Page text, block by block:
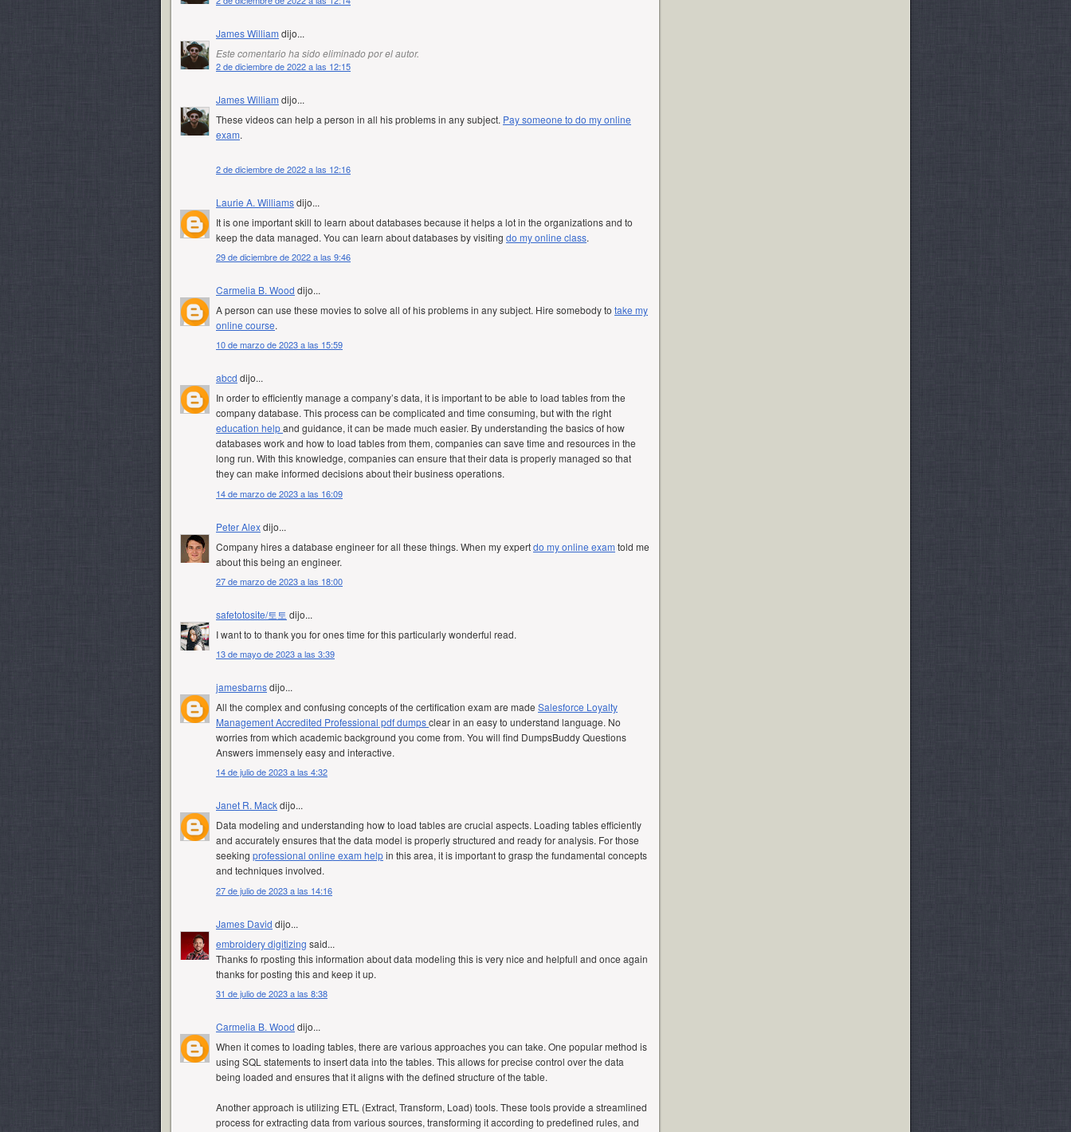
James William dijo...
Este comentario ha sido eliminado por el autor.
2 de diciembre de 2022 a las 12:15
James William dijo...
These videos can help a person in all his problems in any subject. Pay someone to do my online
exam.
2 de diciembre de 2022 a las 12:16
Laurie A. Williamsdijo...
It is one important skill to learn about databases because it helps a lot in the organizations and to
keep the data managed. You can learn about databases by visiting do my online class.
29 de diciembre de 2022 a las 9:46
Carmelia B. Wood dijo...
A person can use these movies to solve all of his problems in any subject. Hire somebody to take my
online course.
10 de marzo de 2023 a las 15:59
abcd dijo...
In order to efficiently manage a company’s data, it is important to be able to load tables from the
company database. This process can be complicated and time consuming, but with the right
education helpand guidance, it can be made much easier. By understanding the basics of how
databases work and how to load tables from them, companies can save time and resources in the
long run. With this knowledge, companies can ensure that their data is properly managed so that
they can make informed decisions about their business operations.
14 de marzo de 2023 a las 16:09
Peter Alexdijo...
Company hires a database engineer for all these things. When my expertdo my online exam told me
about this being an engineer.
27 de marzo de 2023 a las 18:00
safetotosite/토토 dijo...
I want to to thank you for ones time for this particularly wonderful read.
13 de mayo de 2023 a las 3:39
jamesbarnsdijo...
All the complex and confusing concepts of the certification exam are made Salesforce Loyalty
Management Accredited Professional pdf dumpsclear in an easy to understand language. No
worries from which academic background you come from. You will find DumpsBuddy Questions
Answers immensely easy and interactive.
14 de julio de 2023 a las 4:32
Janet R. Mackdijo...
Data modeling and understanding how to load tables are crucial aspects. Loading tables efficiently
and accurately ensures that the data model is properly structured and ready for analysis. For those
seeking professional online exam helpin this area, it is important to grasp the fundamental concepts
and techniques involved.
27 de julio de 2023 a las 14:16
James David dijo...
embroidery digitizing said...
Thanks fo rposting this information about data modeling this is very nice and helpfull and once again
thanks for posting this and keep it up.
31 de julio de 2023 a las 8:38
Carmelia B. Wood dijo...
When it comes to loading tables, there are various approaches you can take. One popular method is
using SQL statements to insert data into the tables. This allows for precise control over the data
being loaded and ensures that it aligns with the defined structure of the table.
Another approach is utilizing ETL (Extract, Transform, Load) tools. These tools provide a streamlined
process for extracting data from various sources, transforming it according to predefined rules, and